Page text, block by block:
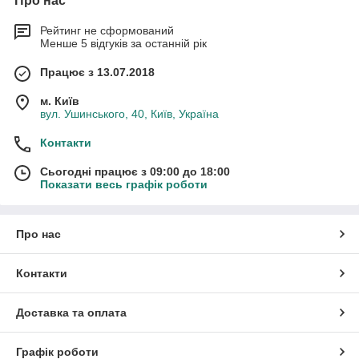
Рейтинг не сформований
Менше 5 відгуків за останній рік
Працює з 13.07.2018
м. Київ
вул. Ушинського, 40, Київ, Україна
Контакти
Сьогодні працює з 09:00 до 18:00
Показати весь графік роботи
Про нас
Контакти
Доставка та оплата
Графік роботи